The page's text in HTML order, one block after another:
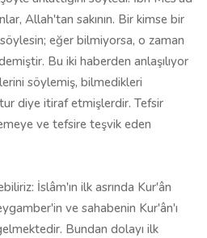
Allah'tan sakının. Bir kimse bir
eğer bilmiyorsa, o zaman
Bu iki haberden anlaşılıyor
söylemiş, bilmedikleri
diye itiraf etmişlerdir. Tefsir
ve tefsire teşvik eden
İslâm'ın ilk asrında Kur'ân
ve sahabenin Kur'ân'ı
Bundan dolayı ilk